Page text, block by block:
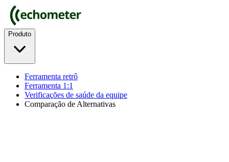
Produto
Ferramenta retrô
Ferramenta 1:1
Verificações de saúde da equipe
Comparação de Alternativas